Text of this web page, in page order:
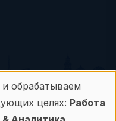
обрабатываем
целях: Работа